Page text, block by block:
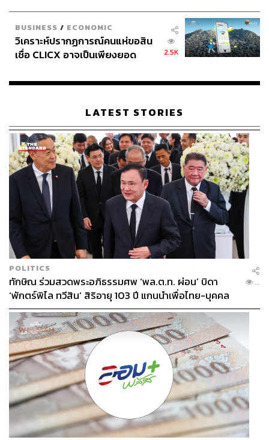
BUSINESS / ECONOMIC
วิเคราะห์ปรากฏการณ์คนแห่ขอสิน
เชื่อ CLICX อาจเป็นเพียงยอด
เรือนไทยที่ถูกซุกไว้
2.5K
LATEST STORIES
POLITICS
ทักษิณ ร่วมสวดพระอภิธรรมศพ ‘พล.ต.ท. ผ่อน’ บิดา
‘พักตร์พิไล ทวีสิน’ สิริอายุ 103 ปี แกนนำเพื่อไทย-บุคคล
หลากวงการร่วมอาลัย
...